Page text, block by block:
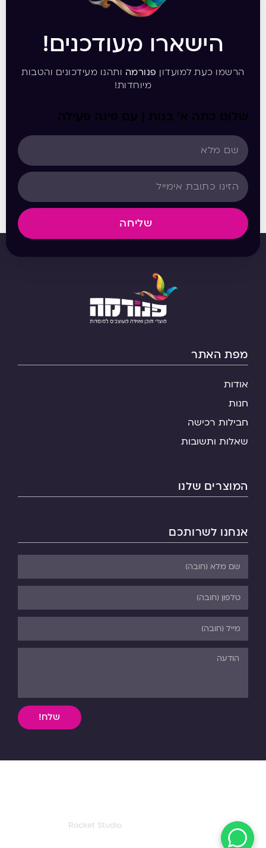
הישארו מעודכנים!
הרשמו כעת למועדון פנורמה ותהנו מעידכונים והטבות
מיוחדות!
שלום כתה א’ בנות | עם פינה פעילה
שליחה
מפת האתר
אודות
חנות
חבילות רכישה
שאלות ותשובות
המוצרים שלנו
אנחנו לשרותכם
שלח!
Rocket Studio